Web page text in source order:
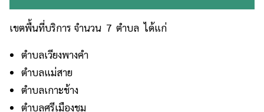
เขตพื้นที่บริการ จำนวน 7 ตำบล ได้แก่
ตำบลเวียงพางคำ
ตำบลแม่สาย
ตำบลเกาะช้าง
ตำบลศรีเมืองชุม